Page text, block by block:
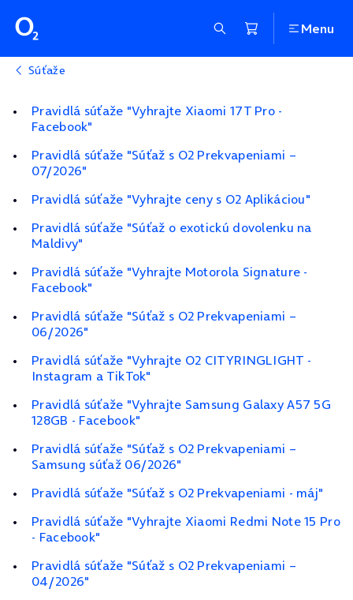
Menu
Súťaže
Pravidlá súťaže "Vyhrajte Xiaomi 17T Pro -
Facebook"
Pravidlá súťaže "Súťaž s O2 Prekvapeniami –
07/2026"
Pravidlá súťaže "Vyhrajte ceny s O2 Aplikáciou"
Pravidlá súťaže "Súťaž o exotickú dovolenku na
Maldivy"
Pravidlá súťaže "Vyhrajte Motorola Signature -
Facebook"
Pravidlá súťaže "Súťaž s O2 Prekvapeniami –
06/2026"
Pravidlá súťaže "Vyhrajte O2 CITYRINGLIGHT -
Instagram a TikTok"
Pravidlá súťaže "Vyhrajte Samsung Galaxy A57 5G
128GB - Facebook"
Pravidlá súťaže "Súťaž s O2 Prekvapeniami –
Samsung súťaž 06/2026"
Pravidlá súťaže "Súťaž s O2 Prekvapeniami - máj"
Pravidlá súťaže "Vyhrajte Xiaomi Redmi Note 15 Pro
- Facebook"
Pravidlá súťaže "Súťaž s O2 Prekvapeniami –
04/2026"